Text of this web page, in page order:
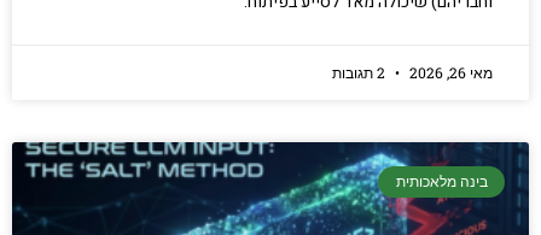
מאי 26, 2026
בינה מלאכותית